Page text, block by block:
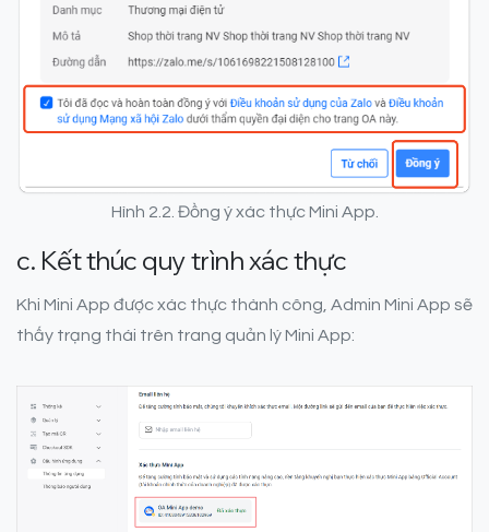
Hình 2.2. Đồng ý xác thực Mini App.
c. Kết thúc quy trình xác thực
Khi Mini App được xác thực thành công, Admin Mini App sẽ
thấy trạng thái trên trang quản lý Mini App: